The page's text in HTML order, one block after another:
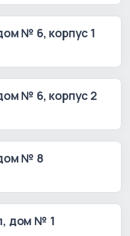
№ 6, корпус 1
№ 6, корпус 2
№ 8
дом № 1